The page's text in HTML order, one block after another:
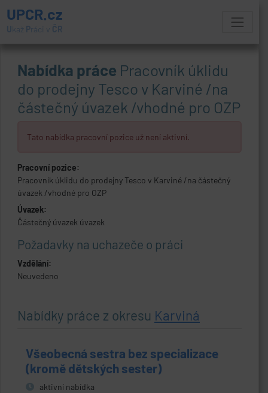
UPCR.cz
U kaž Práci v ČR
Nabídka práce Pracovník úklidu
do prodejny Tesco v Karviné /na
částečný úvazek /vhodné pro OZP
Tato nabídka pracovní pozice už není aktivní.
Pracovní pozice:
Pracovník úklidu do prodejny Tesco v Karviné /na částečný
úvazek /vhodné pro OZP
Úvazek:
Částečný úvazek úvazek
Požadavky na uchazeče o práci
Vzdělání:
Neuvedeno
Nabídky práce z okresu Karviná
Všeobecná sestra bez specializace
(kromě dětských sester)
aktivní nabídka